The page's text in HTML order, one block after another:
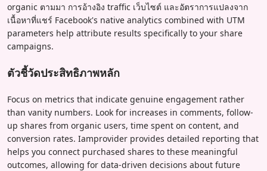
organic ตามมา การอ้างอิง traffic เว็บไซต์ และอัตราการแปลงจาก
เนื้อหาที่แชร์ Facebook's native analytics combined with UTM
parameters help attribute results specifically to your share
campaigns.
ตัวชี้วัดประสิทธิภาพหลัก
Focus on metrics that indicate genuine engagement rather
than vanity numbers. Look for increases in comments, follow-
up shares from organic users, time spent on content, and
conversion rates. Iamprovider provides detailed reporting that
helps you connect purchased shares to these meaningful
outcomes, allowing for data-driven decisions about future